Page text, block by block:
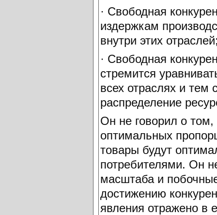
· Свободная
издержкам
внутри этих
· Свободная
стремится
всех отраслях и тем
распределение
Он не говорил о
оптимальных
товары будут
потребителями. Он
масштаба и
достижению
явления отражено в